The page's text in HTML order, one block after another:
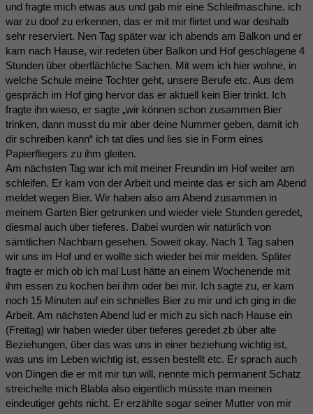
und fragte mich etwas aus und gab mir eine Schleifmaschine. ich
war zu doof zu erkennen, das er mit mir flirtet und war deshalb
sehr reserviert. Nen Tag später war ich abends am Balkon und er
kam nach Hause, wir redeten über Balkon und Hof geschlagene 4
Stunden über oberflächliche Sachen. Mit wem ich hier wohne, in
welche Schule meine Tochter geht, unsere Berufe etc. Aus dem
gespräch im Hof ging hervor das er aktuell kein Bier trinkt. Ich
fragte ihn wieso, er sagte „wir können schon zusammen Bier
trinken, dann musst du mir aber deine Nummer geben, damit ich
dir schreiben kann“ ich tat dies und lies sie in Form eines
Papierfliegers zu ihm gleiten.
Am nächsten Tag war ich mit meiner Freundin im Hof weiter am
schleifen. Er kam von der Arbeit und meinte das er sich am Abend
meldet wegen Bier. Wir haben also am Abend zusammen in
meinem Garten Bier getrunken und wieder viele Stunden geredet,
diesmal auch über tieferes. Dabei wurden wir natürlich von
sämtlichen Nachbarn gesehen. Soweit okay. Nach 1 Tag sahen
wir uns im Hof und er wollte sich wieder bei mir melden. Später
fragte er mich ob ich mal Lust hätte an einem Wochenende mit
ihm essen zu kochen bei ihm oder bei mir. Ich sagte zu, er kam
noch 15 Minuten auf ein schnelles Bier zu mir und ich ging in die
Arbeit. Am nächsten Abend lud er mich zu sich nach Hause ein
(Freitag) wir haben wieder über tieferes geredet zb über alte
Beziehungen, über das was uns in einer beziehung wichtig ist,
was uns im Leben wichtig ist, essen bestellt etc. Er sprach auch
von Dingen die er mit mir tun will, nennte mich permanent Schatz
streichelte mich Blabla also eigentlich müsste man meinen
eindeutiger gehts nicht. Er erzählte sogar seiner Mutter von mir